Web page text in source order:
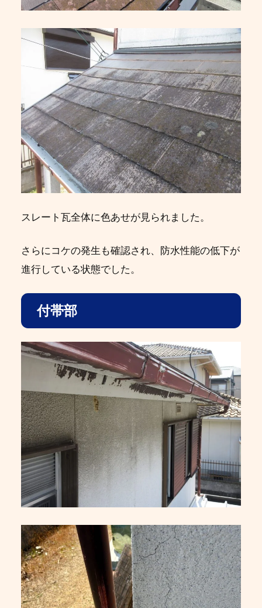
スレート瓦全体に色あせが見られました。
さらにコケの発生も確認され、防水性能の低下が
進行している状態でした。
付帯部